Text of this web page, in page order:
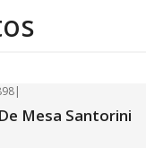
|
Mesa Santorini